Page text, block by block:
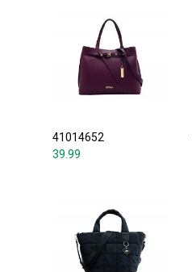
41014652
39.99